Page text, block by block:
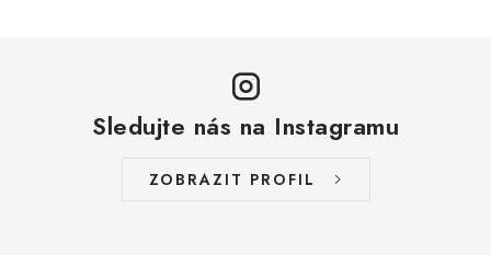
Sledujte nás na Instagramu
ZOBRAZIT PROFIL